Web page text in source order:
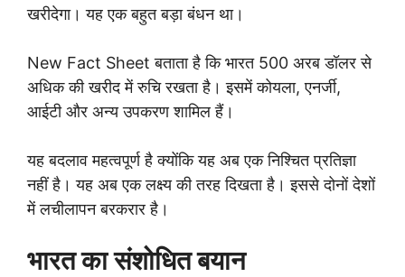
खरीदेगा। यह एक बहुत बड़ा बंधन था।
New Fact Sheet बताता है कि भारत 500 अरब डॉलर से
अधिक की खरीद में रुचि रखता है। इसमें कोयला, एनर्जी,
आईटी और अन्य उपकरण शामिल हैं।
यह बदलाव महत्वपूर्ण है क्योंकि यह अब एक निश्चित प्रतिज्ञा
नहीं है। यह अब एक लक्ष्य की तरह दिखता है। इससे दोनों देशों
में लचीलापन बरकरार है।
भारत का संशोधित बयान